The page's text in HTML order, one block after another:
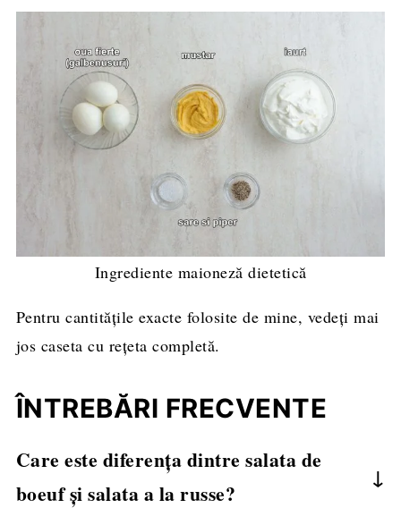
Ingrediente maioneză dietetică
Pentru cantitățile exacte folosite de mine, vedeți mai
jos caseta cu rețeta completă.
ÎNTREBĂRI FRECVENTE
Care este diferența dintre salata de
boeuf și salata a la russe?